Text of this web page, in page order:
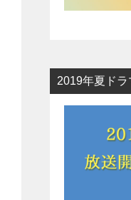
2019年夏ドラ